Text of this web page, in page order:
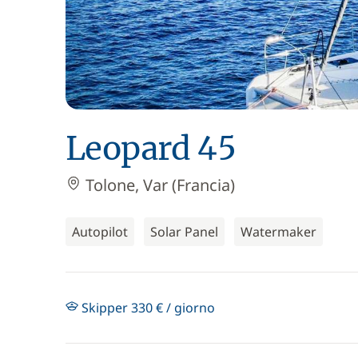
Leopard 45
Tolone, Var (Francia)
Autopilot Solar Panel Watermaker
Skipper 330 € / giorno